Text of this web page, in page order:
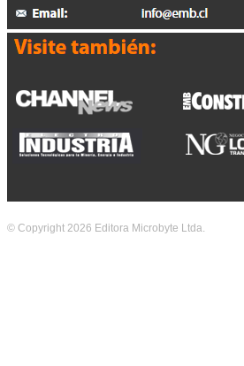
© Copyright 2026 Editora Microbyte Ltda.